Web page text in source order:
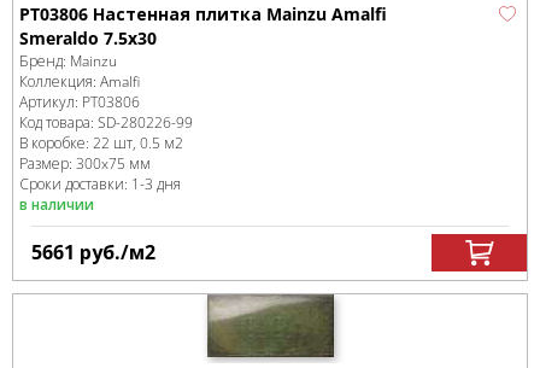
PT03806 Настенная плитка Mainzu Amalfi
Smeraldo 7.5x30
Бренд: Mainzu
Коллекция: Amalfi
Артикул: PT03806
Код товара: SD-280226-99
В коробке: 22 шт, 0.5 м2
Размер: 300x75 мм
Сроки доставки: 1-3 дня
в наличии
5661 руб./м2